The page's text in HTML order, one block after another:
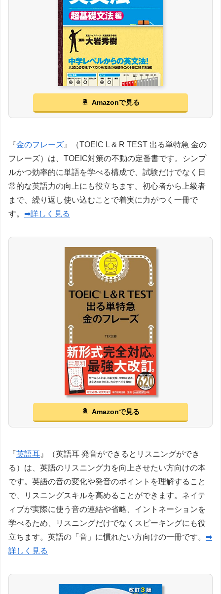
Amazonで見る
『金のフレーズ 』（TOEIC L & R TEST 出る単特急 金の
フレーズ）は、TOEIC対策の不動の定番書です。シンプ
ルかつ効率的に単語を学べる構成で、試験だけでなく日
常的な英語力の向上にも役立ちます。初心者から上級者
まで、繰り返し使い込むことで着実に力がつく一冊で
す。 ➡詳しく見る
Amazonで見る
『英語耳 』（英語耳 発音ができるとリスニングができ
る）は、英語のリスニング力を向上させたい方向けの本
です。英語の音の変化や発音のポイントを理解すること
で、リスニングスキルを高めることができます。ネイテ
ィブが実際に使う音の連結や省略、イントネーションを
学べるため、リスニングだけでなくスピーキングにも役
立ちます。英語の「音」に慣れたい方向けの一冊です。 ➡
詳しく見る